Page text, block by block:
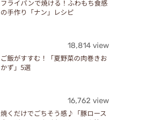
フライパンで焼ける！ふわもち食感
の手作り「ナン」レシピ
18,814 view
ご飯がすすむ！「夏野菜の肉巻きお
かず」5選
16,762 view
焼くだけでごちそう感♪「豚ロース